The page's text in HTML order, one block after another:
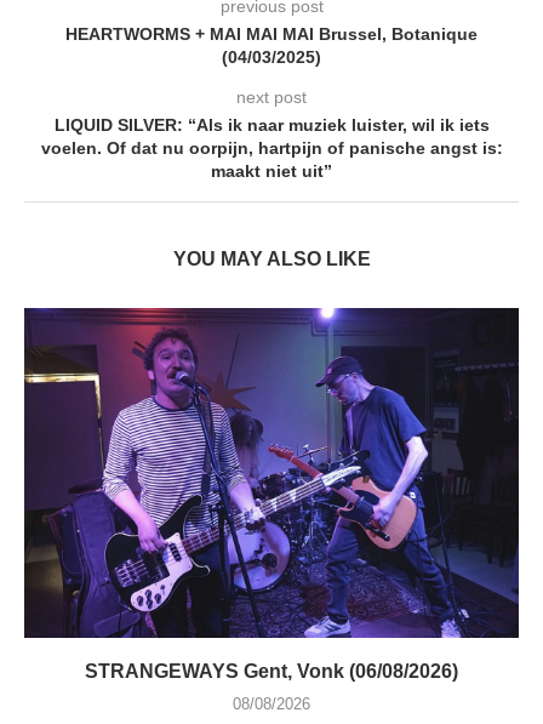
previous post
HEARTWORMS + MAI MAI MAI Brussel, Botanique
(04/03/2025)
next post
LIQUID SILVER: “Als ik naar muziek luister, wil ik iets
voelen. Of dat nu oorpijn, hartpijn of panische angst is:
maakt niet uit”
YOU MAY ALSO LIKE
STRANGEWAYS Gent, Vonk (06/08/2026)
08/08/2026